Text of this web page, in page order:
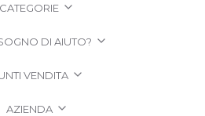
CATEGORIE
DI AIUTO?
VENDITA
AZIENDA